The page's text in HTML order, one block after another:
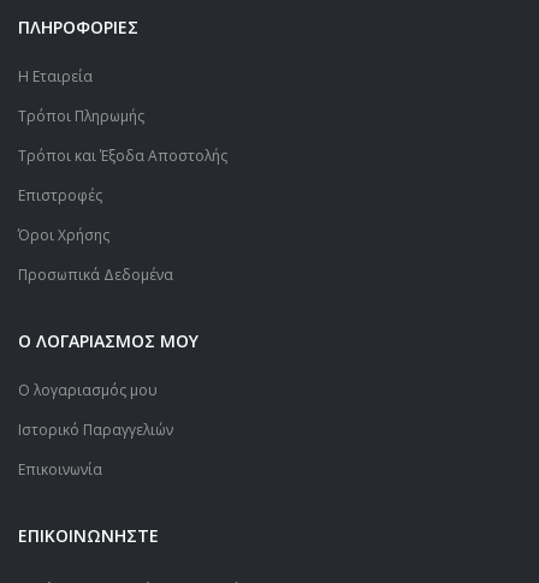
ΠΛΗΡΟΦΟΡΙΕΣ
Η Εταιρεία
Τρόποι Πληρωμής
Τρόποι και Έξοδα Αποστολής
Επιστροφές
Όροι Χρήσης
Προσωπικά Δεδομένα
Ο ΛΟΓΑΡΙΑΣΜΟΣ ΜΟΥ
Ο λογαριασμός μου
Ιστορικό Παραγγελιών
Επικοινωνία
ΕΠΙΚΟΙΝΩΝΗΣΤΕ